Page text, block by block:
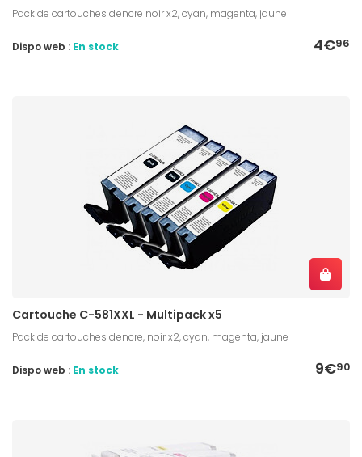
Pack de cartouches d'encre noir x2, cyan, magenta, jaune
4€96
Dispo web : En stock
Cartouche C-581XXL - Multipack x5
Pack de cartouches d'encre, noir x2, cyan, magenta, jaune
9€90
Dispo web : En stock